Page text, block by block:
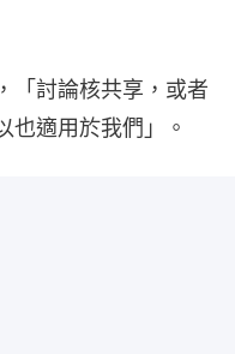
「討論核共享，或者
也適用於我們」。